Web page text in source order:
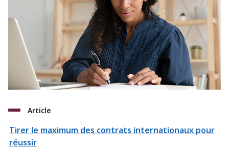
Article
Tirer le maximum des contrats internationaux pour
réussir